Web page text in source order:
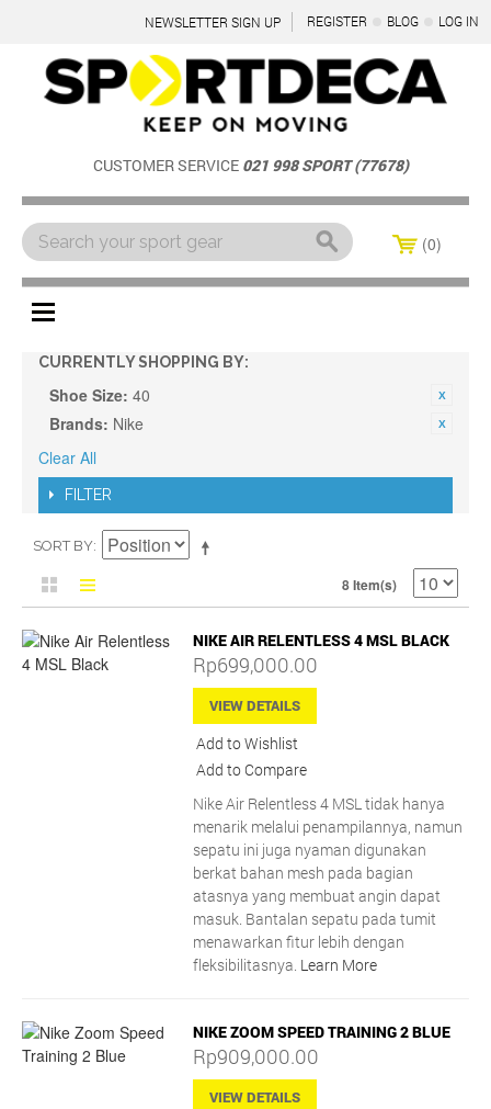
NEWSLETTER SIGN UP REGISTER BLOG LOG IN
CUSTOMER SERVICE 021 998 SPORT (77678)
0
Menu
CURRENTLY SHOPPING BY:
Shoe Size: 40
Brands: Nike
Clear All
FILTER
SORT BY
8 Item(s)
NIKE AIR RELENTLESS 4 MSL BLACK
Rp699,000.00
VIEW DETAILS
Add to Wishlist
Add to Compare
Nike Air Relentless 4 MSL tidak hanya
menarik melalui penampilannya, namun
sepatu ini juga nyaman digunakan
berkat bahan mesh pada bagian
atasnya yang membuat angin dapat
masuk. Bantalan sepatu pada tumit
menawarkan fitur lebih dengan
fleksibilitasnya. Learn More
NIKE ZOOM SPEED TRAINING 2 BLUE
Rp909,000.00
VIEW DETAILS